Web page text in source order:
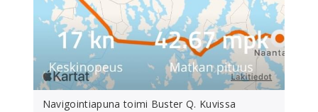
Navigointiapuna toimi Buster Q. Kuvissa